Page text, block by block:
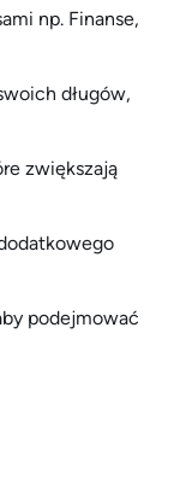
np. Finanse,
długów,
zwiększają
podejmować